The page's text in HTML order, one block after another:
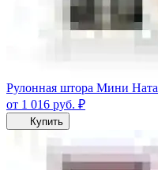
Рулонная штора Мини
от 1 016 руб. ₽
Купить